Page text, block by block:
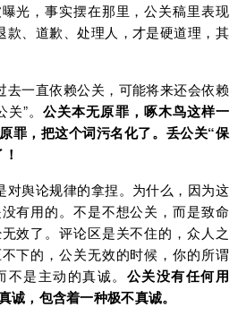
光，事实摆在那里，公关稿里表现
款、道歉、处理人，才是硬道理，其
去一直依赖公关，可能将来还会依赖
关”。公关本无原罪，啄木鸟这样一
罪，把这个词污名化了。丢公关“保
对舆论规律的拿捏。为什么，因为这
有用的。不是不想公关，而是致命
效了。评论区是关不住的，众人之
下的，公关无效的时候，你的所谓
是主动的真诚。 公关没有任何用
诚，包含着一种极不真诚。